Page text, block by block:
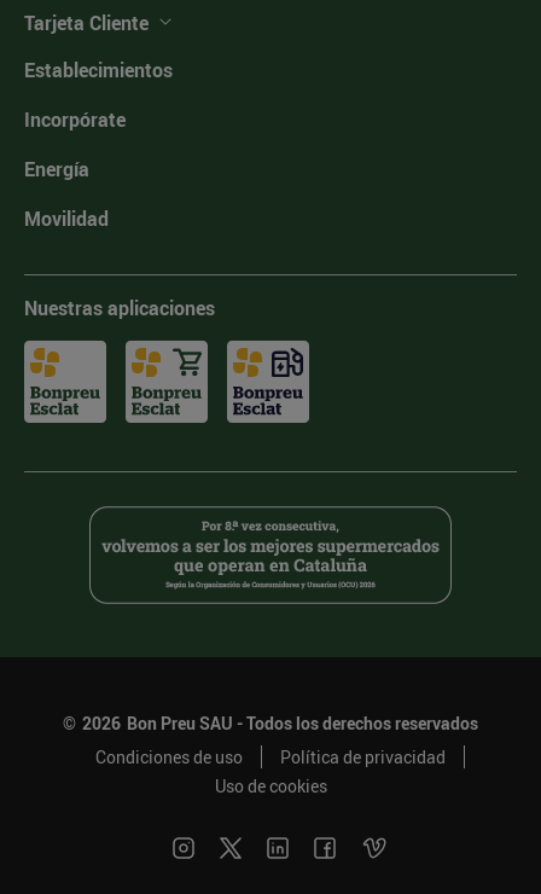
Tarjeta Cliente
Establecimientos
Incorpórate
Energía
Movilidad
Nuestras aplicaciones
© 2026 Bon Preu SAU - Todos los derechos reservados
Condiciones de uso
Política de privacidad
Uso de cookies